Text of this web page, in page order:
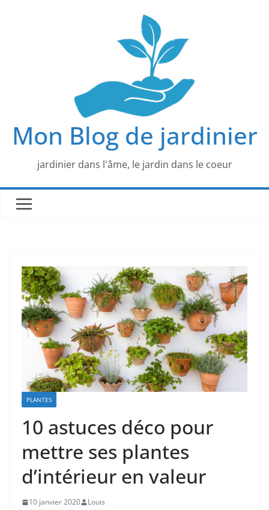
Mon Blog de jardinier
jardinier dans l'âme, le jardin dans le coeur
PLANTES
10 astuces déco pour
mettre ses plantes
d’intérieur en valeur
10 janvier 2020 Louis